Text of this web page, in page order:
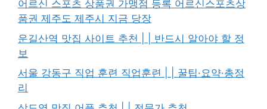
어르신 스포츠 상품권 가맹점 등록 어르신스포츠상
품권 제주도 제주시 지금 당장
운길산역 맛집 사이트 추천 | | 반드시 알아야 할 정
보
서울 강동구 직업 훈련 직업훈련 | | 꿀팁·요약·총정
리